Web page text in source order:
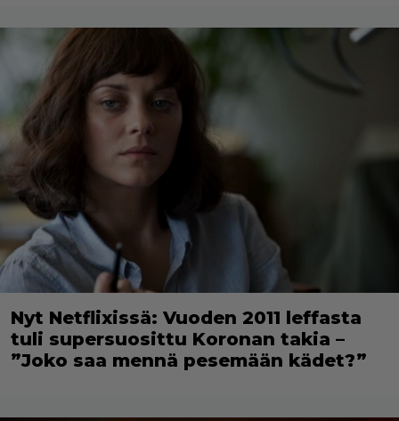
Nyt Netflixissä: Vuoden 2011 leffasta
tuli supersuosittu Koronan takia –
”Joko saa mennä pesemään kädet?”